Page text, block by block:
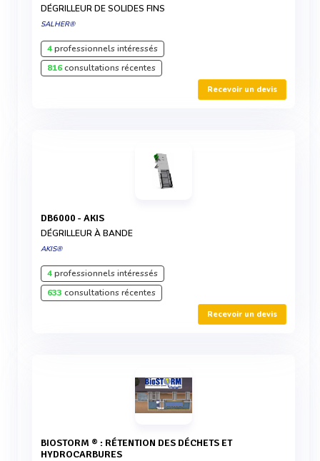
DÉGRILLEUR DE SOLIDES FINS
SALHER®
4professionnels intéressés
816consultations récentes
Recevoir un devis
DB6000 - AKIS
DÉGRILLEUR À BANDE
AKIS®
4professionnels intéressés
633 consultations récentes
Recevoir un devis
BIOSTORM ® : RÉTENTION DES DÉCHETS ET
HYDROCARBURES